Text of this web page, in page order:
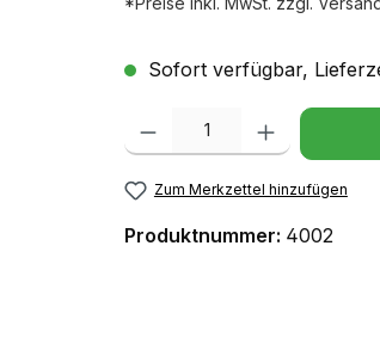
Sofort verfügbar,
Produkt Anzahl: Gib den
Zum Merkzettel hinzufügen
Produktnummer: 4002